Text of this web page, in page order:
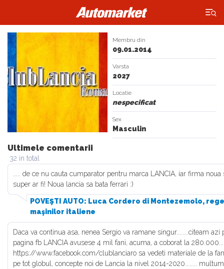
×
Membru din
09.01.2014
Varsta
2027
Locatie
nespecificat
Sex
Masculin
Ultimele comentarii
32 in total
..... de ce nu cauta cumparator pentru marca LANCIA, iar firma noua
super ar fi! Noua lancia sa bata ferrari :)
POVEŞTI AUTO: Luca Cordero di Montezemolo,
maşinilor italiene
Daca va continua asa, nenea Sergio va ramane singur........citeam azi
pagina fb LANCIA avusese 4 mil fani, acuma, a coborat la
https://www.facebook.com/clublanciaro sa vedeti materiale de la
pe tot globul, concepte noi de Lancia la nivel 2014-2020........